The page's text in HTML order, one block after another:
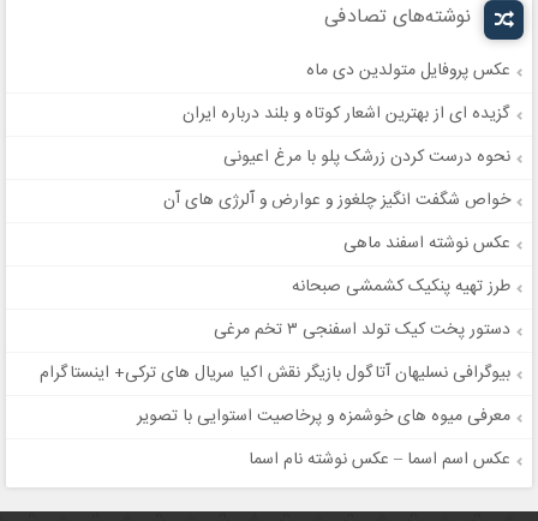
نوشته‌های تصادفی
عکس پروفایل متولدین دی ماه
گزیده ای از بهترین اشعار کوتاه و بلند درباره ایران
نحوه درست کردن زرشک پلو با مرغ اعیونی
خواص شگفت انگیز چلغوز و عوارض و آلرژی های آن
عکس نوشته اسفند ماهی
طرز تهیه پنکیک کشمشی صبحانه
دستور پخت کیک تولد اسفنجی ۳ تخم مرغی
بیوگرافی نسلیهان آتاگول بازیگر نقش اکیا سریال های ترکی+ اینستاگرام
معرفی میوه های خوشمزه و پرخاصیت استوایی با تصویر
عکس اسم اسما – عکس نوشته نام اسما